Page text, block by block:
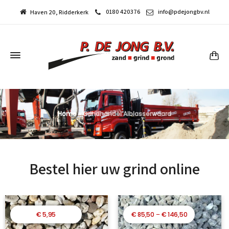
Haven 20, Ridderkerk 0180 420376 info@pdejongbv.nl
Home»Grindhandel Alblasserwaard
Bestel hier uw grind online
€5,95 €85,50 –€146,50Prijsklasse:
€ 85,50